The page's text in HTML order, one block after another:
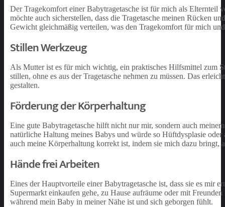
Der Tragekomfort einer Babytragetasche ist für mich als Elternteil
möchte auch sicherstellen, dass die Tragetasche meinen Rücken
Gewicht gleichmäßig verteilen, was den Tragekomfort für mich
Stillen Werkzeug
Als Mutter ist es für mich wichtig, ein praktisches Hilfsmittel zum
stillen, ohne es aus der Tragetasche nehmen zu müssen. Das
gestalten.
Förderung der Körperhaltung
Eine gute Babytragetasche hilft nicht nur mir, sondern auch
natürliche Haltung meines Babys und würde so Hüftdysplasie
auch meine Körperhaltung korrekt ist, indem sie mich dazu bringt,
Hände frei Arbeiten
Eines der Hauptvorteile einer Babytragetasche ist, dass sie es mir
Supermarkt einkaufen gehe, zu Hause aufräume oder mit
während mein Baby in meiner Nähe ist und sich geborgen fühlt.